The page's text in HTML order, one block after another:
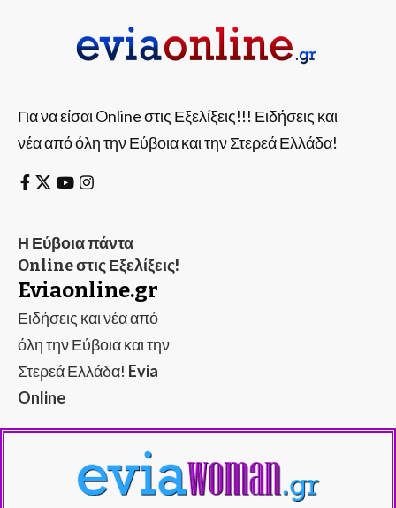
Για να είσαι Online στις Εξελίξεις!!! Ειδήσεις και
νέα από όλη την Εύβοια και την Στερεά Ελλάδα!
Η Εύβοια πάντα
Online στις Εξελίξεις!
Eviaonline.gr
Ειδήσεις και νέα από
όλη την Εύβοια και την
Στερεά Ελλάδα! Evia
Online